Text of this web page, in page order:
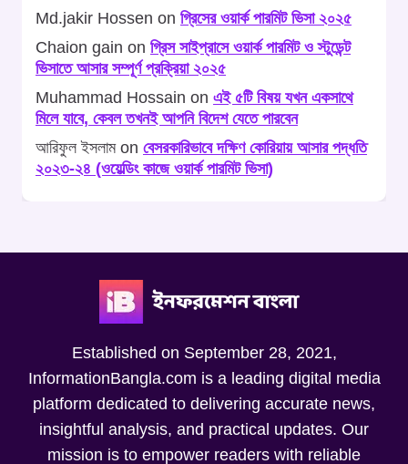
Md.jakir Hossen on গ্রিসের ওয়ার্ক পারমিট ভিসা ২০২৫
Chaion gain on গ্রিস সাইপ্রাসে ওয়ার্ক পারমিট ও স্টুডেন্ট
ভিসাতে আসার সম্পূর্ণ প্রক্রিয়া ২০২৫
Muhammad Hossain on এই ৫টি বিষয় যখন একসাথে
মিলে যাবে, কেবল তখনই আপনি বিদেশ যেতে পারবেন
আরিফুল ইসলামon বেসরকারিভাবে দক্ষিণ কোরিয়ায় আসার পদ্ধতি
২০২৩-২৪ (ওয়েল্ডিং কাজে ওয়ার্ক পারমিট ভিসা)
Established on September 28, 2021,
InformationBangla.com is a leading digital media
platform dedicated to delivering accurate news,
insightful analysis, and practical updates. Our
mission is to empower readers with reliable